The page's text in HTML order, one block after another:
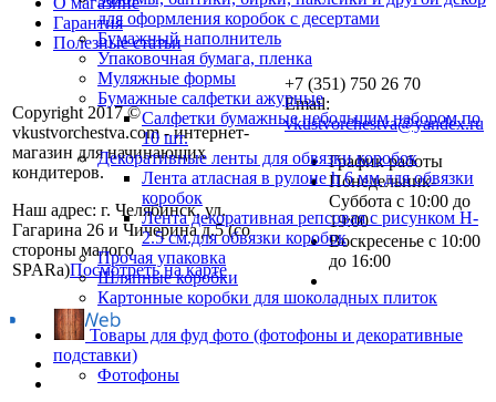
для оформления коробок с десертами
Бумажный наполнитель
Упаковочная бумага, пленка
Муляжные формы
Бумажные салфетки ажурные
Салфетки бумажные небольшим набором по
10 шт.
Декоративные ленты для обвязки коробок
Лента атласная в рулоне h 6 мм для обвязки
коробок
Лента декоративная репсовая с рисунком H-
2.5 см.для обвязки коробок
Прочая упаковка
Шляпные коробки
Картонные коробки для шоколадных плиток
Товары для фуд фото (фотофоны и декоративные
подставки)
Фотофоны
Гарантия
Полезные статьи
Copyright 2017 ©
vkustvorchestva.com - интернет-
магазин для начинающих
кондитеров.
Наш адрес: г. Челябинск, ул.
Гагарина 26 и Чичерина д.5 (со
стороны малого
SPARa)Посмотреть на карте
+7 (351) 750 26 70
Email:
vkustvorchestva@yandex.ru
График работы
Понедельник-
Суббота с 10:00 до
19:00
Воскресенье с 10:00
до 16:00